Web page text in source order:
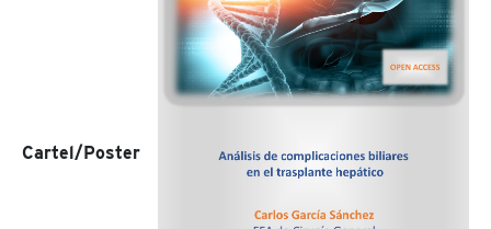
Cartel/Poster